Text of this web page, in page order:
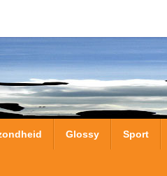
Glossy Sport